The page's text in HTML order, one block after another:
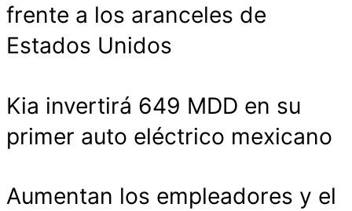
frente a los aranceles de
Estados Unidos
Kia invertirá 649 MDD en su
primer auto eléctrico mexicano
Aumentan los empleadores y el